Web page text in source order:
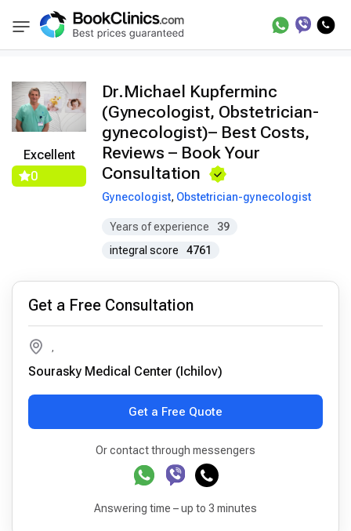
BookClinics Doctors Michael Kupferminc
Excellent
0
Dr.Michael Kupferminc
(Gynecologist, Obstetrician-
gynecologist)– Best Costs,
Reviews – Book Your
Consultation
Gynecologist, Obstetrician-gynecologist
Years of experience
39
integral score
4761
Get a Free Consultation
,
Sourasky Medical Center (Ichilov)
Get a Free Quote
Or contact through messengers
Answering time – up to 3 minutes